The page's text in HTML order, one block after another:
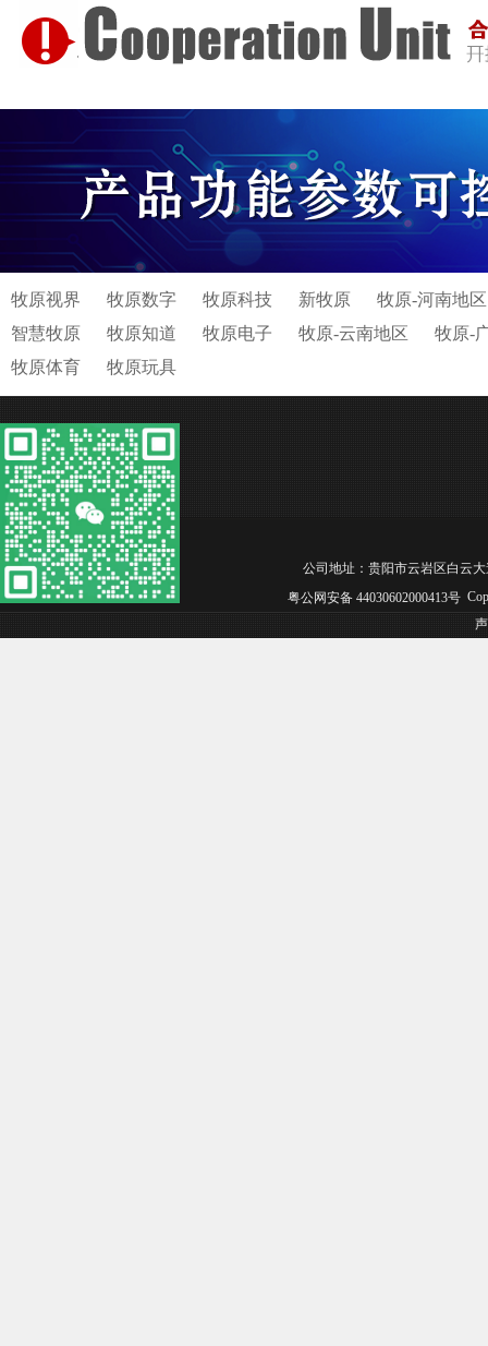
牧原视界 牧原数字 牧原科技 新牧原
牧原-河南地区
智慧牧原
牧原知道 牧原电子 牧原-云南地区
牧原-
牧原体育
牧原玩具
公司地址：贵阳市云岩区白云大
粤公网安备 44030602000413号